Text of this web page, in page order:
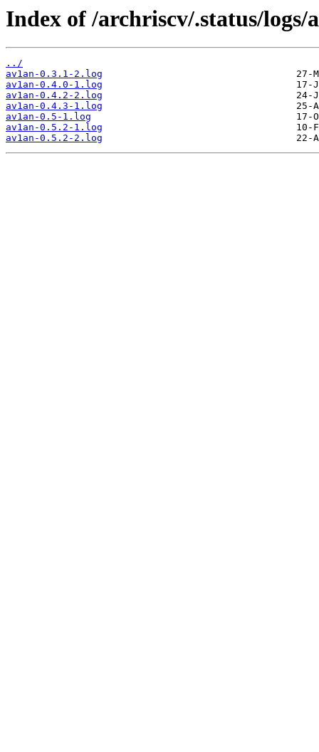
Index of /archriscv/.status/logs/
../
av1an-0.3.1-2.log
av1an-0.4.0-1.log
av1an-0.4.2-2.log
av1an-0.4.3-1.log
av1an-0.5-1.log
av1an-0.5.2-1.log
av1an-0.5.2-2.log